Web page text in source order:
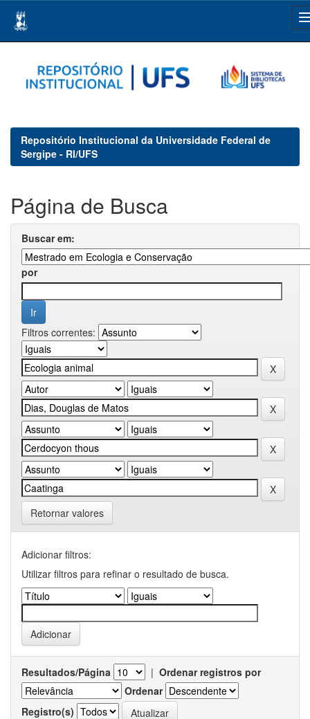
navigation
Repositório Institucional da Universidade Federal de
Sergipe - RI/UFS
Página de Busca
Buscar em:
por
Filtros correntes:
Retornar valores
Adicionar filtros:
Utilizar filtros para refinar o resultado de busca.
Resultados/Página | Ordenar registros por
Ordenar
Registro(s)